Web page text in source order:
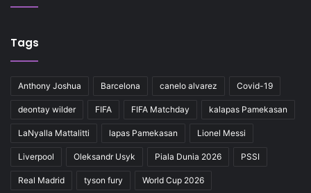
Tags
Anthony Joshua Barcelona canelo alvarez Covid-19
deontay wilder FIFA FIFA Matchday kalapas Pamekasan
LaNyalla Mattalitti lapas Pamekasan Lionel Messi
Liverpool Oleksandr Usyk Piala Dunia 2026 PSSI
Real Madrid tyson fury World Cup 2026